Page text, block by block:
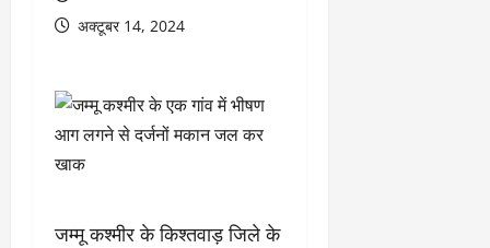
अक्टूबर 14, 2024
जम्मू कश्मीर के किश्तवाड़ जिले के